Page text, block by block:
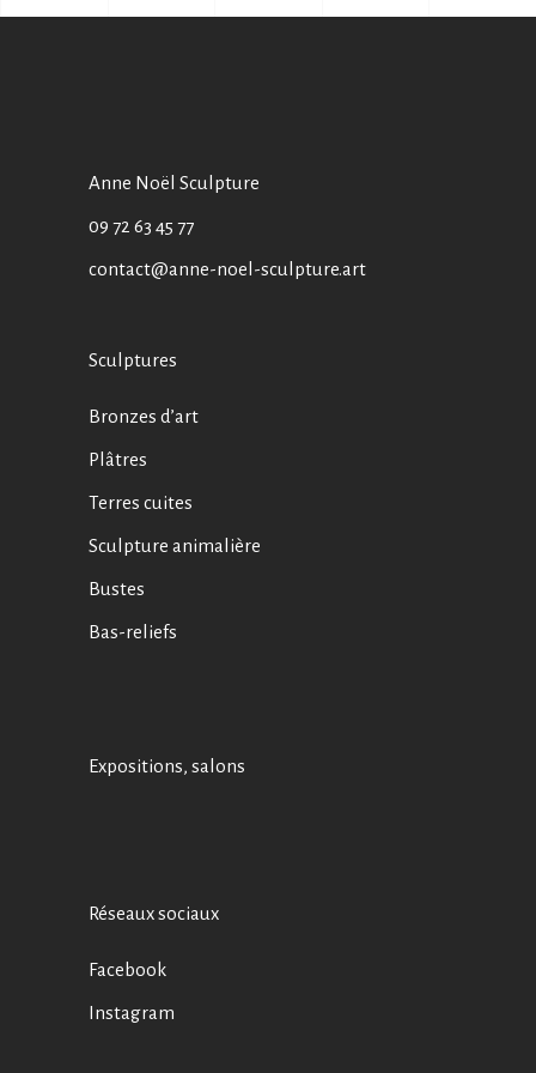
Anne Noël Sculpture
09 72 63 45 77
contact@anne-noel-sculpture.art
Sculptures
Bronzes d’art
Plâtres
Terres cuites
Sculpture animalière
Bustes
Bas-reliefs
Expositions, salons
Réseaux sociaux
Facebook
Instagram